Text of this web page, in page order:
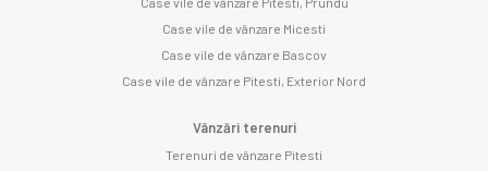
Case vile de vânzare Micesti
Case vile de vânzare Bascov
Case vile de vânzare Pitesti, Exterior Nord
Vânzări terenuri
Terenuri de vânzare Pitesti